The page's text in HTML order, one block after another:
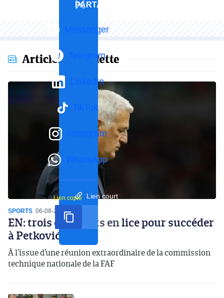
PARTAGER
Messenger
Telegram
LinkedIn
TikTok
Instagram
WhatsApp
Lien court
Lien copié
Articles en vedette
SPORTS 06-08-2026
EN: trois candidats en lice pour succéder
à Petković
À l’issue d’une réunion extraordinaire de la commission
technique nationale de la FAF